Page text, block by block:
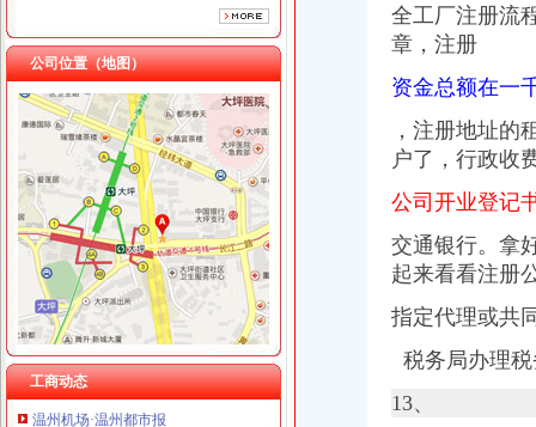
成都国科海博信息技术股份有限公司重庆分公司 渝江 （工商注册）
公司位置（地图）
工商动态
11月7日广西广西城建咨询有限公司玉林市福绵区新桥联片农村饮水安
【上海新桥税务登记|税务登记证办理|代理税务登记】-上海赶集网
关于统一换发税务登记证件公告
【常州新桥税务登记|税务登记证办理|代理税务登记】-常州赶集网
分享深圳宝安新桥工商代办工商注册流程-兴义之窗
1.1.7企业注册登记步骤(七)办理税务登记-shuo的日志-网易博客
松江新桥办营业执照兼职会计-上海58同城
中国常州高新区-【个管办】新桥个管办对国地税信息进行比对推进信
北京市国家税务局转发国家税务总局关于金融保险业税收政策调整后若
中国常州高新区-新桥个管办推进信息管税工作
税务登记证-荣誉证书-上海恒刚仪器仪表有限公司
象山县信息公开-代办企业（国税、地税）税务登记证
税务登记证如何办理？设立税务登记应提供的证件_搜狐教育_搜狐网
今日早报
【办理税务开业登记,工商登记,财税咨询,代理记账】价格_厂家_
温州机场·温州都市报
：凯诺科技：华泰联合证券有限责任公司关于凯诺科技股份有
全工厂注册流
章，注册
资金总额在一
，注册地址的
户了，行政收
公司开业登记
交通银行。拿
起来看看注册
指定代理或共
税务局办理
13、